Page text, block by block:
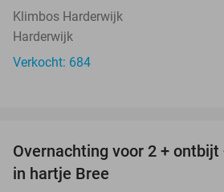
Klimbos Harderwijk
Harderwijk
Verkocht: 684
TODAY
Overnachting voor 2 +
in hartje Bree